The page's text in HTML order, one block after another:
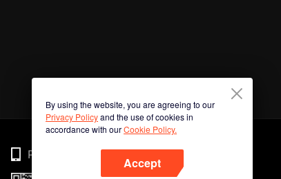
By using the website, you are agreeing to our
Privacy Policyand the use of cookies in
accordance with ourCookie Policy.
Accept
Phone